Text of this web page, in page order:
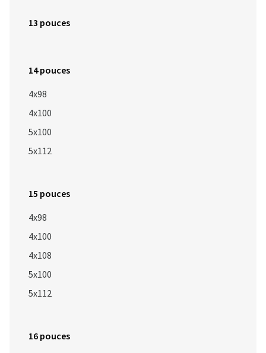
13 pouces
14 pouces
4x98
4x100
5x100
5x112
15 pouces
4x98
4x100
4x108
5x100
5x112
16 pouces